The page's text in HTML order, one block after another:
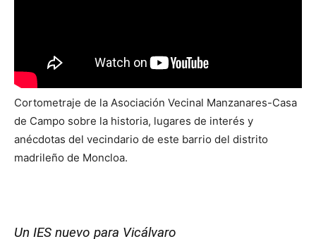
Cortometraje de la Asociación Vecinal Manzanares-Casa
de Campo sobre la historia, lugares de interés y
anécdotas del vecindario de este barrio del distrito
madrileño de Moncloa.
Un IES nuevo para Vicálvaro